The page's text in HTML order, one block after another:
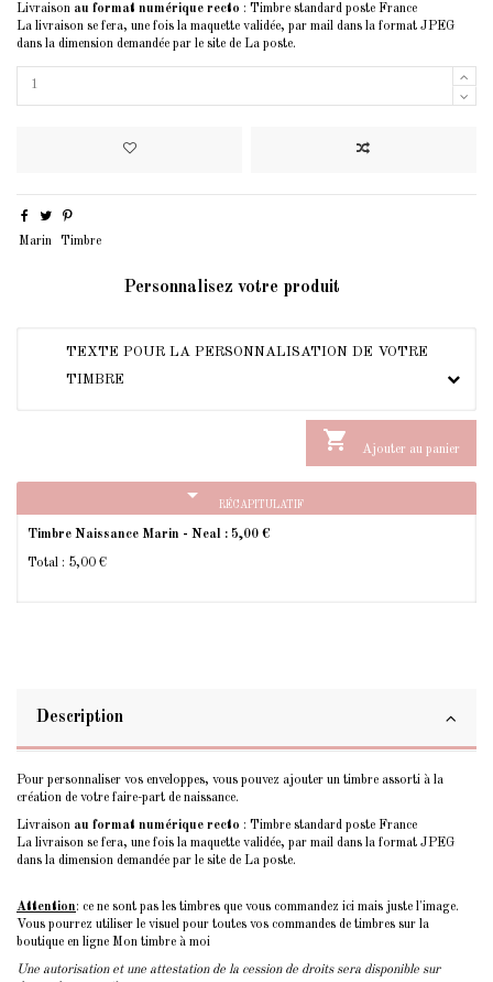
Livraison au format numérique recto : Timbre standard poste France
La livraison se fera, une fois la maquette validée, par mail dans la format JPEG
dans la dimension demandée par le site de La poste.
Marin Timbre
Personnalisez votre produit
TEXTE POUR LA PERSONNALISATION DE VOTRE
TIMBRE
 Ajouter au panier
arrow_drop_down RÉCAPITULATIF
Timbre Naissance Marin - Neal : 5,00 €
Total : 5,00 €
Description
Pour personnaliser vos enveloppes, vous pouvez ajouter un timbre assorti à la
création de votre faire-part de naissance.
Livraison au format numérique recto : Timbre standard poste France
La livraison se fera, une fois la maquette validée, par mail dans la format JPEG
dans la dimension demandée par le site de La poste.
Attention: ce ne sont pas les timbres que vous commandez ici mais juste l'image.
Vous pourrez utiliser le visuel pour toutes vos commandes de timbres sur la
boutique en ligne Mon timbre à moi
Une autorisation et une attestation de la cession de droits sera disponible sur